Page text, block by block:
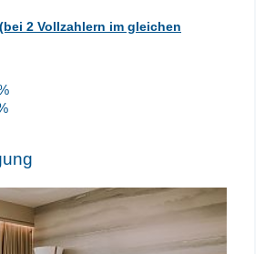
2 Vollzahlern im gleichen